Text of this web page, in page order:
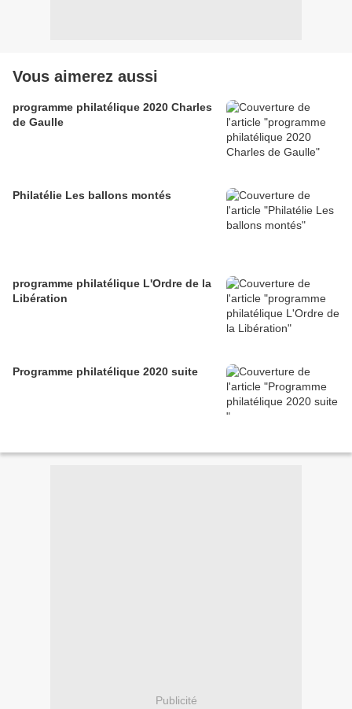
Vous aimerez aussi
programme philatélique 2020 Charles
de Gaulle
Philatélie Les ballons montés
programme philatélique L'Ordre de la
Libération
Programme philatélique 2020 suite
Publicité